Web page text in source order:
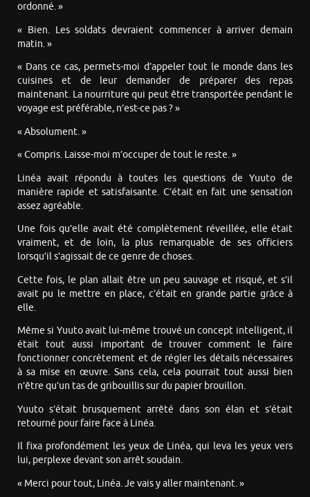
ordonné. »
« Bien. Les soldats devraient commencer à arriver demain
matin. »
« Dans ce cas, permets-moi d’appeler tout le monde dans les
cuisines et de leur demander de préparer des repas
maintenant. La nourriture qui peut être transportée pendant le
voyage est préférable, n’est-ce pas ? »
« Absolument. »
« Compris. Laisse-moi m’occuper de tout le reste. »
Linéa avait répondu à toutes les questions de Yuuto de
manière rapide et satisfaisante. C’était en fait une sensation
assez agréable.
Une fois qu’elle avait été complètement réveillée, elle était
vraiment, et de loin, la plus remarquable de ses officiers
lorsqu’il s’agissait de ce genre de choses.
Cette fois, le plan allait être un peu sauvage et risqué, et s’il
avait pu le mettre en place, c’était en grande partie grâce à
elle.
Même si Yuuto avait lui-même trouvé un concept intelligent, il
était tout aussi important de trouver comment le faire
fonctionner concrètement et de régler les détails nécessaires
à sa mise en œuvre. Sans cela, cela pourrait tout aussi bien
n’être qu’un tas de gribouillis sur du papier brouillon.
Yuuto s’était brusquement arrêté dans son élan et s’était
retourné pour faire face à Linéa.
Il fixa profondément les yeux de Linéa, qui leva les yeux vers
lui, perplexe devant son arrêt soudain.
« Merci pour tout, Linéa. Je vais y aller maintenant. »